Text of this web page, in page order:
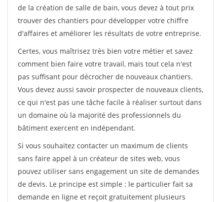
de la création de salle de bain, vous devez à tout prix
trouver des chantiers pour développer votre chiffre
d'affaires et améliorer les résultats de votre entreprise.
Certes, vous maîtrisez très bien votre métier et savez
comment bien faire votre travail, mais tout cela n'est
pas suffisant pour décrocher de nouveaux chantiers.
Vous devez aussi savoir prospecter de nouveaux clients,
ce qui n'est pas une tâche facile à réaliser surtout dans
un domaine où la majorité des professionnels du
bâtiment exercent en indépendant.
Si vous souhaitez contacter un maximum de clients
sans faire appel à un créateur de sites web, vous
pouvez utiliser sans engagement un site de demandes
de devis. Le principe est simple : le particulier fait sa
demande en ligne et reçoit gratuitement plusieurs